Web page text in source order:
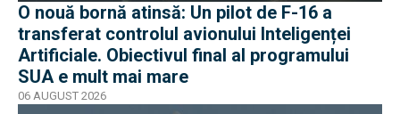
O nouă bornă atinsă: Un pilot de F-16 a
transferat controlul avionului Inteligenței
Artificiale. Obiectivul final al programului
SUA e mult mai mare
06 AUGUST 2026